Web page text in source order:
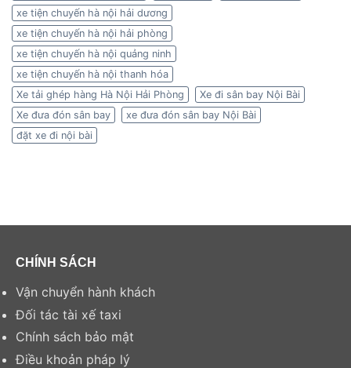
xe tiện chuyến hà nội hải dương
xe tiện chuyến hà nội hải phòng
xe tiện chuyến hà nội quảng ninh
xe tiện chuyến hà nội thanh hóa
Xe tải ghép hàng Hà Nội Hải Phòng
Xe đi sân bay Nội Bài
Xe đưa đón sân bay
xe đưa đón sân bay Nội Bài
đặt xe đi nội bài
CHÍNH SÁCH
Vận chuyển hành khách
Đối tác tài xế taxi
Chính sách bảo mật
Điều khoản pháp lý